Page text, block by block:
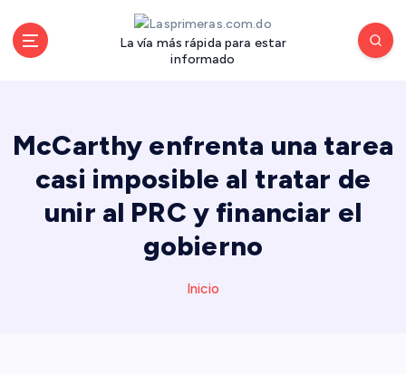
La vía más rápida para estar
informado
McCarthy enfrenta una tarea
casi imposible al tratar de
unir al PRC y financiar el
gobierno
Inicio